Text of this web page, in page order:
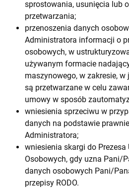
sprostowania, usunięcia lub
przetwarzania;
przenoszenia danych
Administratora informacji o
osobowych, w
używanym formacie
maszynowego, w zakresie,
są przetwarzane w celu
umowy w sposób
wniesienia sprzeciwu w
danych na podstawie
Administratora;
wniesienia skargi do Prezesa
Osobowych, gdy uzna Pani/
danych osobowych Pani/
przepisy RODO.